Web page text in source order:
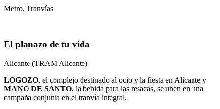
Metro, Tranvías
El planazo de tu vida
Alicante (TRAM Alicante)
LOGOZO, el complejo destinado al ocio y la fiesta en Alicante y
MANO DE SANTO, la bebida para las resacas, se unen en una
campaña conjunta en el tranvía integral.